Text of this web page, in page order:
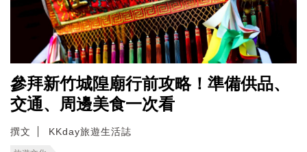
參拜新竹城隍廟行前攻略！準備供品、
交通、周邊美食一次看
撰文 KKday旅遊生活誌